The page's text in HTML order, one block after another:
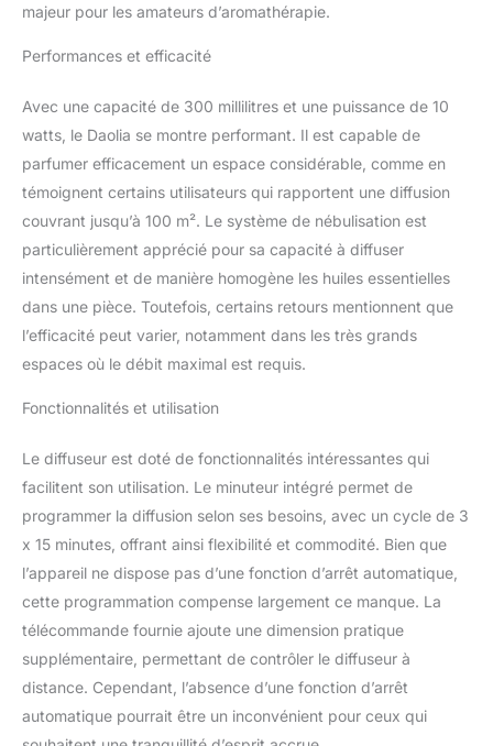
majeur pour les amateurs d’aromathérapie.
Performances et efficacité
Avec une capacité de 300 millilitres et une puissance de 10
watts, le Daolia se montre performant. Il est capable de
parfumer efficacement un espace considérable, comme en
témoignent certains utilisateurs qui rapportent une diffusion
couvrant jusqu’à 100 m². Le système de nébulisation est
particulièrement apprécié pour sa capacité à diffuser
intensément et de manière homogène les huiles essentielles
dans une pièce. Toutefois, certains retours mentionnent que
l’efficacité peut varier, notamment dans les très grands
espaces où le débit maximal est requis.
Fonctionnalités et utilisation
Le diffuseur est doté de fonctionnalités intéressantes qui
facilitent son utilisation. Le minuteur intégré permet de
programmer la diffusion selon ses besoins, avec un cycle de 3
x 15 minutes, offrant ainsi flexibilité et commodité. Bien que
l’appareil ne dispose pas d’une fonction d’arrêt automatique,
cette programmation compense largement ce manque. La
télécommande fournie ajoute une dimension pratique
supplémentaire, permettant de contrôler le diffuseur à
distance. Cependant, l’absence d’une fonction d’arrêt
automatique pourrait être un inconvénient pour ceux qui